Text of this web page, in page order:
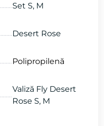
Set S, M
Desert Rose
Polipropilenă
Valiză Fly Desert
Rose S, M